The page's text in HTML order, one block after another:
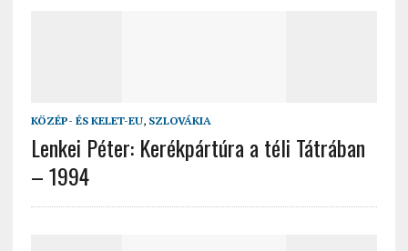
KÖZÉP- ÉS KELET-EU, SZLOVÁKIA
Lenkei Péter: Kerékpártúra a téli Tátrában
– 1994